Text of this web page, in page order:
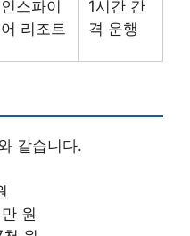
인스파이
어 리조트
1시간 간
격 운행
같습니다.
원